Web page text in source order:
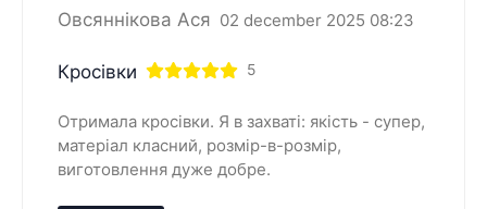
Овсяннікова Ася 02 december 2025 08:23
Кросівки 5
Отримала кросівки. Я в захваті: якість - супер,
матеріал класний, розмір-в-розмір,
виготовлення дуже добре.